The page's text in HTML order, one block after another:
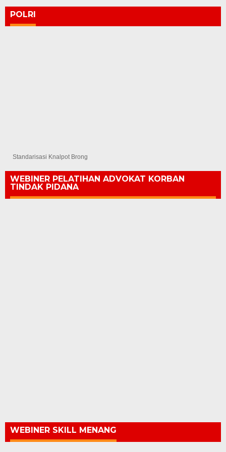
POLRI
Standarisasi Knalpot Brong
WEBINER PELATIHAN ADVOKAT KORBAN
TINDAK PIDANA
WEBINER SKILL MENANG